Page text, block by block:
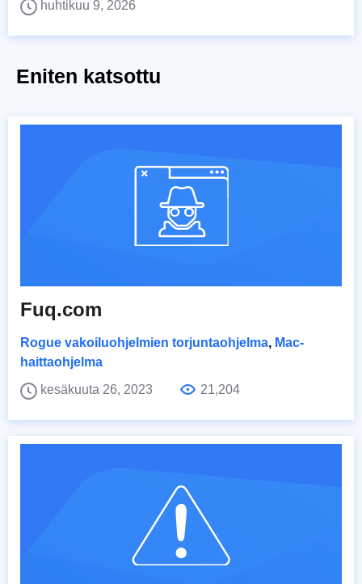
huhtikuu 9, 2026
Eniten katsottu
Fuq.com
Rogue vakoiluohjelmien torjuntaohjelma, Mac-
haittaohjelma
kesäkuuta 26, 2023
21,204